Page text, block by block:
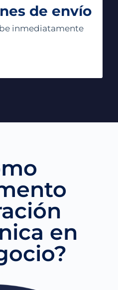
de envío
inmediatamente
autorizados, y
u otras vías de
en